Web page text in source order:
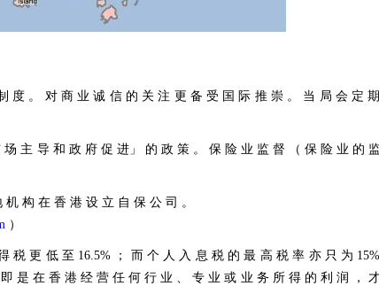
度 。 对 商 业 诚 信 的 关 注 更 备 受 国 际 推 崇 。 当 局 会 定
主 导 和 政 府 促 进」 的 政 策 。 保 险 业 监 督 （ 保 险 业 的
构 在 香 港 设 立 自 保 公 司 。
）
税 更 低 至 16.5% ； 而 个 人 入 息 税 的 最 高 税 率 亦 只 为
是 在 香 港 经 营 任 何 行 业 、 专 业 或 业 务 所 得 的 利 润 ，